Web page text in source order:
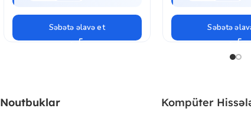
Səbətə əlavə et Səbətə
Noutbuklar Kompüter